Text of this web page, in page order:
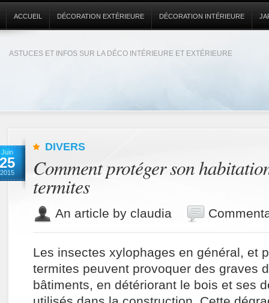
ASTUCES ET INFOS SUR LA DÉCO INTÉRIEURE ET EXTÉRIEURE
ACCUEIL DÉCORATION EXTÉRIEURE DÉCORATION INTÉRIEURE
Juin
25
2015
DIVERS
Comment protéger son
termites
An article by claudia
Les insectes xylophages en général, et
termites peuvent provoquer des graves
bâtiments, en détériorant le bois et ses